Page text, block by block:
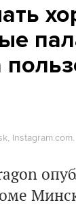
Instagram.com.